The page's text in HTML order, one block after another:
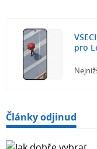
pro
Články odjinud